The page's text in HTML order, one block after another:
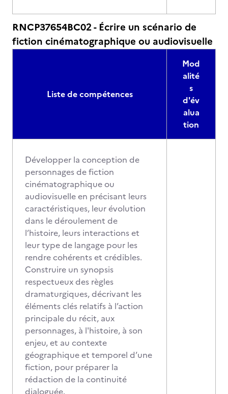
RNCP37654BC02 - Écrire un scénario de
fiction cinématographique ou audiovisuelle
Liste de compétences
Mod
alité
s
d'év
alua
tion
Développer la conception de
personnages de fiction
cinématographique ou
audiovisuelle en précisant leurs
caractéristiques, leur évolution
dans le déroulement de
l’histoire, leurs interactions et
leur type de langage pour les
rendre cohérents et crédibles.
Construire un synopsis
respectueux des règles
dramaturgiques, décrivant les
éléments clés relatifs à l’action
principale du récit, aux
personnages, à l'histoire, à son
enjeu, et au contexte
géographique et temporel d’une
fiction, pour préparer la
rédaction de la continuité
dialoguée.